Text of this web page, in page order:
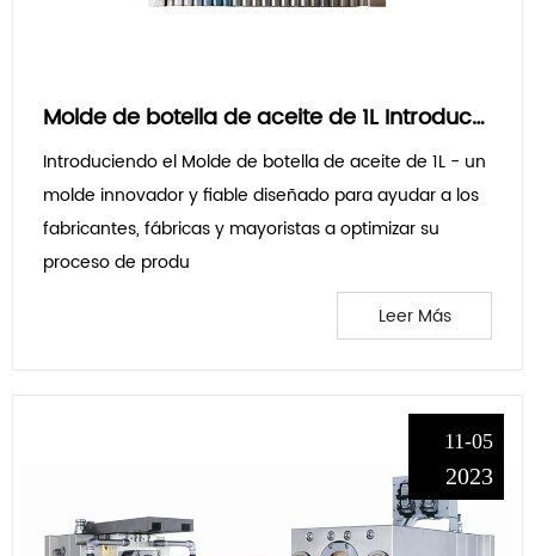
Molde de botella de aceite de 1L Introducción relacionada
Introduciendo el Molde de botella de aceite de 1L - un
molde innovador y fiable diseñado para ayudar a los
fabricantes, fábricas y mayoristas a optimizar su
proceso de produ
Leer Más
11-05
2023